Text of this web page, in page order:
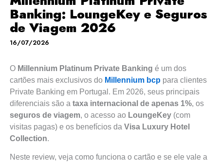
Banking: LoungeKey e Seguros
de Viagem 2026
16/07/2026
O Millennium Platinum Private Banking é um dos
cartões mais exclusivos do Millennium bcp para clientes
Private Banking em Portugal. Em 2026, seus principais
diferenciais são a taxa internacional de apenas 1%, os
seguros de viagem, o acesso ao LoungeKey (com
visitas pagas) e os benefícios da Visa Luxury Hotel
Collection.
Neste review, veja como funciona o cartão e se ele vale a